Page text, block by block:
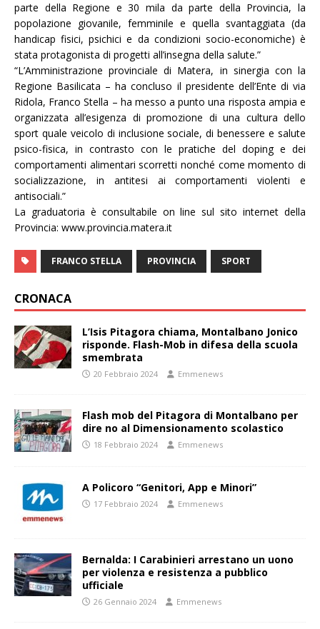
parte della Regione e 30 mila da parte della Provincia, la
popolazione giovanile, femminile e quella svantaggiata (da
handicap fisici, psichici e da condizioni socio-economiche) è
stata protagonista di progetti all’insegna della salute.”
“L’Amministrazione provinciale di Matera, in sinergia con la
Regione Basilicata – ha concluso il presidente dell’Ente di via
Ridola, Franco Stella – ha messo a punto una risposta ampia e
organizzata all’esigenza di promozione di una cultura dello
sport quale veicolo di inclusione sociale, di benessere e salute
psico-fisica, in contrasto con le pratiche del doping e dei
comportamenti alimentari scorretti nonché come momento di
socializzazione, in antitesi ai comportamenti violenti e
antisociali.”
La graduatoria è consultabile on line sul sito internet della
Provincia: www.provincia.matera.it
FRANCO STELLA PROVINCIA SPORT
CRONACA
L’Isis Pitagora chiama, Montalbano Jonico
risponde. Flash-Mob in difesa della scuola
smembrata
20 Febbraio 2024 Emmenews
Flash mob del Pitagora di Montalbano per
dire no al Dimensionamento scolastico
18 Febbraio 2024 Emmenews
A Policoro “Genitori, App e Minori”
17 Febbraio 2024 Emmenews
Bernalda: I Carabinieri arrestano un uono
per violenza e resistenza a pubblico
ufficiale
26 Gennaio 2024 Emmenews